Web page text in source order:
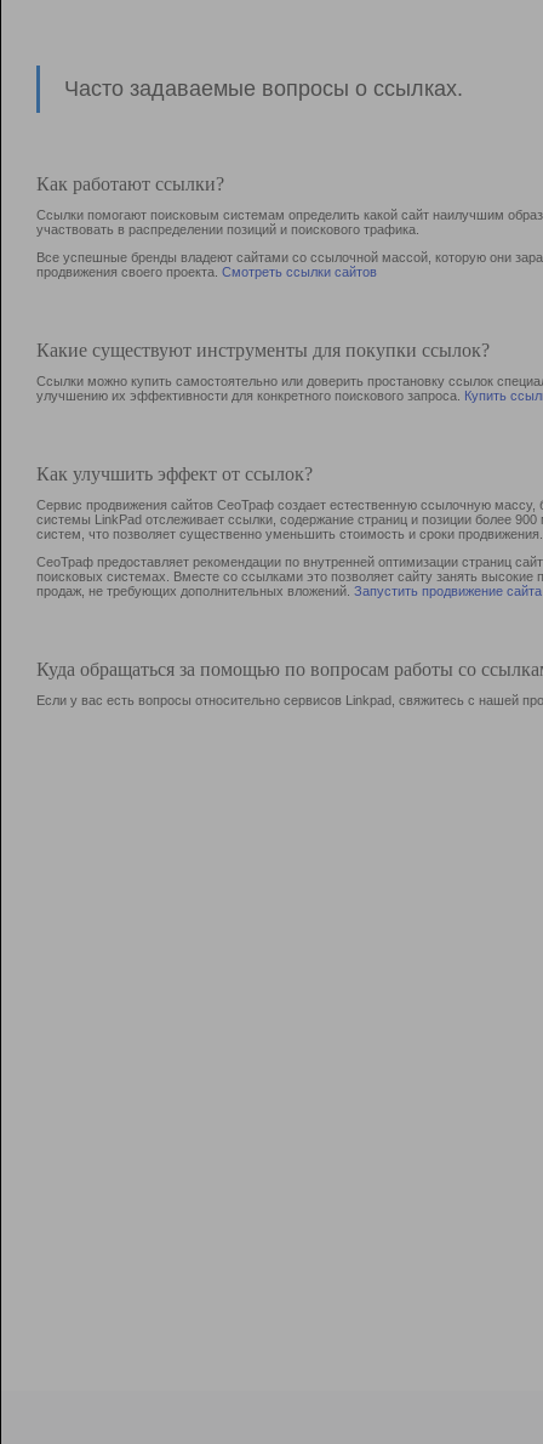
Часто задаваемые вопросы о ссылках.
Как работают ссылки?
Ссылки помогают поисковым системам определить какой сайт наилучшим
участвовать в раcпределении позиций и поискового трафика.
Все успешные бренды владеют сайтами со ссылочной массой, которую они
продвижения своего проекта. Смотреть ссылки сайтов
Какие существуют инструменты для покупки ссылок?
Ссылки можно купить самостоятельно или доверить простановку ссылок
улучшению их эффективности для конкретного поискового запроса. Купить
Как улучшить эффект от ссылок?
Сервис продвижения сайтов СеоТраф создает естественную ссылочную
системы LinkPad отслеживает ссылки, содержание страниц и позиции более
систем, что позволяет существенно уменьшить стоимость и сроки продвижения.
СеоТраф предоставляет рекомендации по внутренней оптимизации страниц
поисковых системах. Вместе со ссылками это позволяет сайту занять
продаж, не требующих дополнительных вложений. Запустить продвижение сайта
Куда обращаться за помощью по вопросам работы со
Если у вас есть вопросы относительно сервисов Linkpad, свяжитесь с нашей